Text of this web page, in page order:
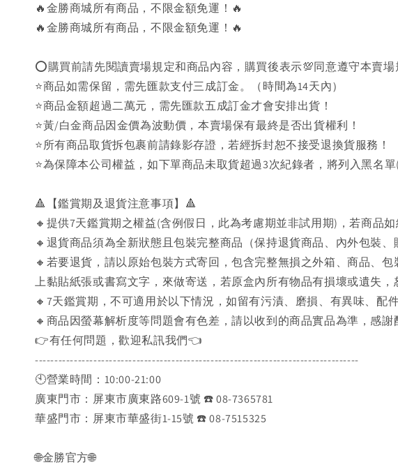
🔥金勝商城所有商品，不限金額免運！🔥
🔥金勝商城所有商品，不限金額免運！🔥
⭕購買前請先閱讀賣場規定和商品內容，購買後表示💯同意遵守本賣場
⭐商品如需保留，需先匯款支付三成訂金。（時間為14天內）
⭐商品金額超過二萬元，需先匯款五成訂金才會安排出貨！
⭐黃/白金商品因金價為波動價，本賣場保有最終是否出貨權利！
⭐️所有商品取貨拆包裹前請錄影存證，若經拆封恕不接受退換貨服務！
⭐為保障本公司權益，如下單商品未取貨超過3次紀錄者，將列入黑名
🔺【鑑賞期及退貨注意事項】🔺
🔸提供7天鑑賞期之權益(含例假日，此為考慮期並非試用期)，若商品
🔸退貨商品須為全新狀態且包裝完整商品（保持退貨商品、內外包裝、
🔸若要退貨，請以原始包裝方式寄回，包含完整無損之外箱、商品、
上黏貼紙張或書寫文字，來做寄送，若原盒內所有物品有損壞或遺失，
🔸7天鑑賞期，不可適用於以下情況，如留有污漬、磨損、有異味、配
🔸商品因螢幕解析度等問題會有色差，請以收到的商品實品為準，感謝
👉️有任何問題，歡迎私訊我們👈️
-----------------------------------------------------------------------------------
🕙營業時間：10:00-21:00
廣東門市：屏東市廣東路609-1號 ☎️ 08-7365781
華盛門市：屏東市華盛街1-15號 ☎️ 08-7515325
🌐金勝官方🌐